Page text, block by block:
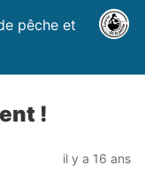
pêche et
!
il y a 16 ans